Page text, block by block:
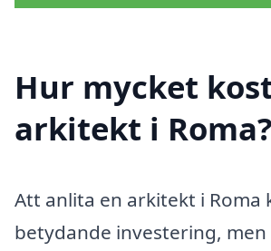
Hur mycket
arkitekt i Roma?
Att anlita en arkitekt i Roma
betydande investering,